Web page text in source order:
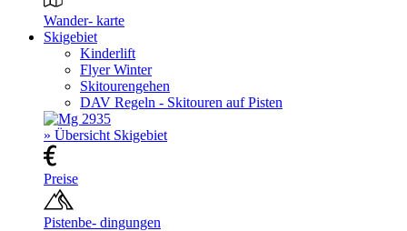
Wander- karte
Skigebiet
Kinderlift
Flyer Winter
Skitourengehen
DAV Regeln - Skitouren auf Pisten
» Übersicht Skigebiet
Preise
Pistenbe- dingungen